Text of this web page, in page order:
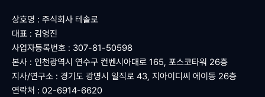
상호명 : 주식회사 테솔로
대표 : 김영진
사업자등록번호 : 307-81-50598
본사 : 인천광역시 연수구 컨벤시아대로 165, 포스코타워 26층
지사/연구소 : 경기도 광명시 일직로 43, 지아이디씨 에이동 26층
연락처 : 02-6914-6620